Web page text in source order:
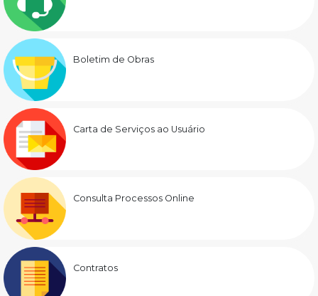
Boletim de Obras
Carta de Serviços ao Usuário
Consulta Processos Online
Contratos